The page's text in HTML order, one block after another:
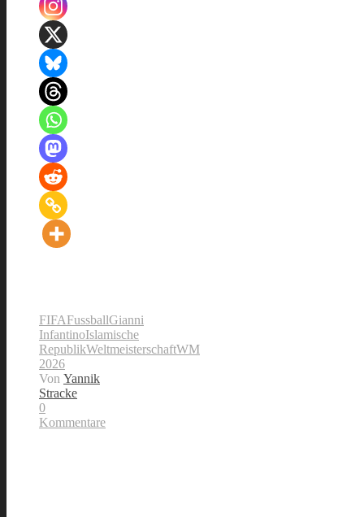
FIFAFussballGianni
InfantinoIslamische
RepublikWeltmeisterschaftWM
2026
Von Yannik
Stracke
0
Kommentare